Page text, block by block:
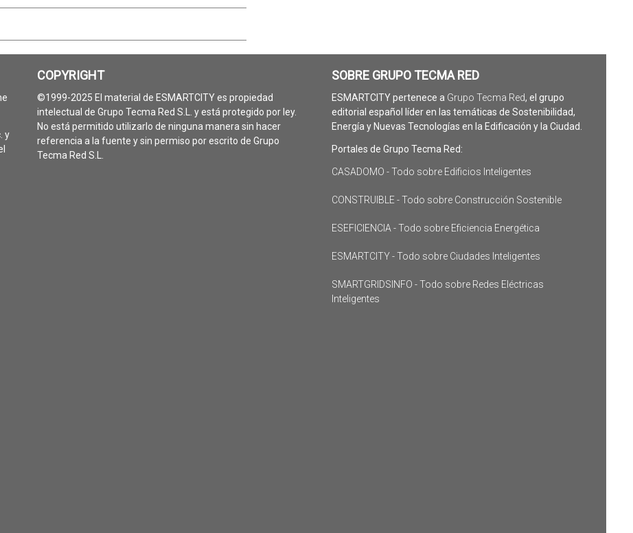
y
COPYRIGHT
©1999-2025 El material de ESMARTCITY es propiedad
intelectual de Grupo Tecma Red S.L. y está protegido por ley.
No está permitido utilizarlo de ninguna manera sin hacer
referencia a la fuente y sin permiso por escrito de Grupo
Tecma Red S.L.
SOBRE GRUPO TECMA RED
ESMARTCITY pertenece a Grupo Tecma Red, el grupo
editorial español líder en las temáticas de Sostenibilidad,
Energía y Nuevas Tecnologías en la Edificación y la Ciudad.
Portales de Grupo Tecma Red:
CASADOMO - Todo sobre Edificios Inteligentes
CONSTRUIBLE - Todo sobre Construcción Sostenible
ESEFICIENCIA - Todo sobre Eficiencia Energética
ESMARTCITY - Todo sobre Ciudades Inteligentes
SMARTGRIDSINFO - Todo sobre Redes Eléctricas
Inteligentes